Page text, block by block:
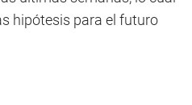
hipótesis para el futuro